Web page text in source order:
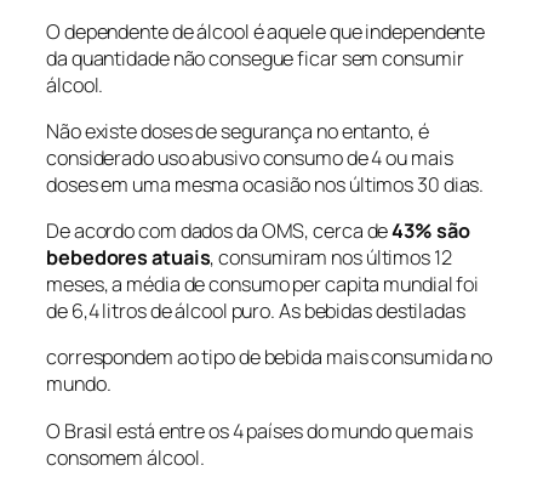
O dependente de álcool é aquele que independente
da quantidade não consegue ficar sem consumir
álcool.
Não existe doses de segurança no entanto, é
considerado uso abusivo consumo de 4 ou mais
doses em uma mesma ocasião nos últimos 30 dias.
De acordo com dados da OMS, cerca de43% são
bebedores atuais, consumiram nos últimos 12
meses, a média de consumo per capita mundial foi
de 6,4 litros de álcool puro. As bebidas destiladas
correspondem ao tipo de bebida mais consumida no
mundo.
O Brasil está entre os 4 países do mundo que mais
consomem álcool.